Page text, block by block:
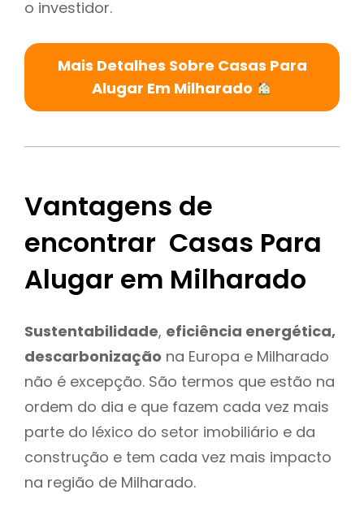
o investidor.
Mais Detalhes Sobre Casas Para
Alugar Em Milharado
Vantagens de
encontrar Casas Para
Alugar em Milharado
Sustentabilidade, eficiência energética,
descarbonização na Europa e Milharado
não é excepção. São termos que estão na
ordem do dia e que fazem cada vez mais
parte do léxico do setor imobiliário e da
construção e tem cada vez mais impacto
na região de Milharado.